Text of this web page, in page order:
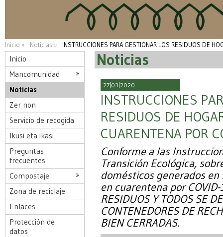
Inicio » Noticias » INSTRUCCIONES PARA GESTIONAR LOS RESIDUOS DE
Inicio
Mancomunidad
Noticias
Zer non
Servicio de recogida
Ikusi eta ikasi
Preguntas
frecuentes
Compostaje
Zona de reciclaje
Enlaces
Protección de
datos
Noticias
27|03|2020
INSTRUCCIONES
RESIDUOS DE
CUARENTENA POR
Conforme a las
Transición Ecológica,
domésticos generados
en cuarentena por COVID-
RESIDUOS Y TODOS SE
CONTENEDORES DE
BIEN CERRADAS.